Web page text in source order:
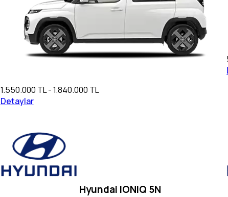
1.550.000 TL - 1.840.000 TL
Detaylar
Hyundai IONIQ 5N